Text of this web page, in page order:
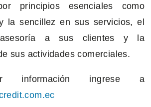
principios esenciales como
la sencillez en sus servicios, el
a sus clientes y la
sus actividades comerciales.
información ingrese a